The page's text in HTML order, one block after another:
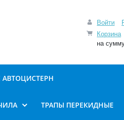
Войти
Корзина
на
ТРАПЫ ПЕРЕКИДНЫЕ